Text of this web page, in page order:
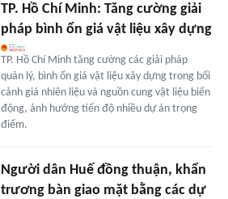
TP. Hồ Chí Minh: Tăng cường giải
pháp bình ổn giá vật liệu xây dựng
TP. Hồ Chí Minh tăng cường các giải pháp
quản lý, bình ổn giá vật liệu xây dựng trong bối
cảnh giá nhiên liệu và nguồn cung vật liệu biến
động, ảnh hưởng tiến độ nhiều dự án trọng
điểm.
Người dân Huế đồng thuận, khẩn
trương bàn giao mặt bằng các dự